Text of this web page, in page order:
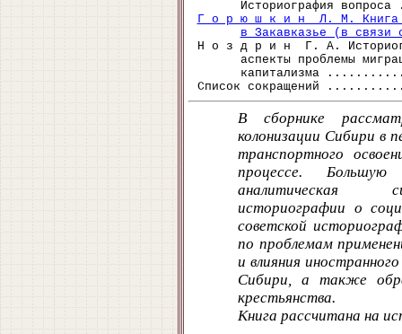
Г о р ю ш к и н  Л. М. Книга о
в Закавказье (в связи
Н о з д р и н  Г. А.
аспекты проблемы
капитализма
В сборнике
колонизации Сибири в
транспортного
процессе.
аналитическая
историографии о
советской
по проблемам
и влияния
Сибири, а также
крестьянства.
Книга рассчитана на